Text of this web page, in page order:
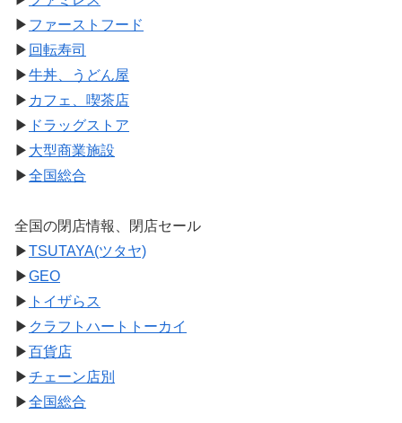
▶ ファーストフード
▶ 回転寿司
▶牛丼、うどん屋
▶ カフェ、喫茶店
▶ ドラッグストア
▶ 大型商業施設
▶全国総合
全国の閉店情報、閉店セール
▶TSUTAYA(ツタヤ)
▶GEO
▶ トイザらス
▶ クラフトハートトーカイ
▶百貨店
▶チェーン店別
▶全国総合